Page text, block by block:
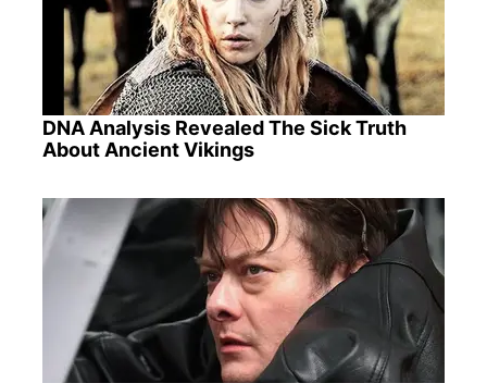
DNA Analysis Revealed The Sick Truth
About Ancient Vikings